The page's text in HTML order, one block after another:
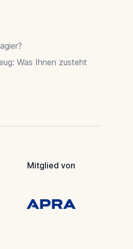
Was Ihnen zusteht
Mitglied von